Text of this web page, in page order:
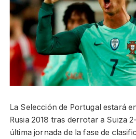
La Selección de Portugal estará
Rusia 2018 tras derrotar a Suiza
última jornada de la fase de